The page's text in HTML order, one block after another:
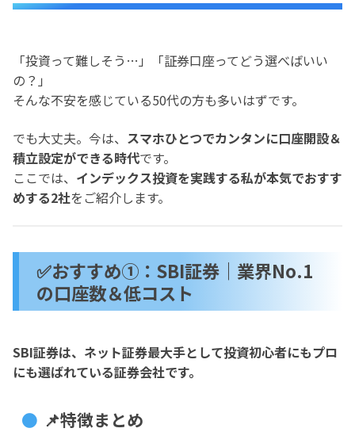
「投資って難しそう…」「証券口座ってどう選べばいい
の？」
そんな不安を感じている50代の方も多いはずです。
でも大丈夫。今は、 スマホひとつでカンタンに口座開設＆
積立設定ができる時代です。
ここでは、 インデックス投資を実践する私が本気でおすす
めする2社をご紹介します。
✅おすすめ①：SBI証券｜業界No.1
の口座数＆低コスト
SBI証券は、ネット証券最大手として投資初心者にもプロ
にも選ばれている証券会社です。
📌特徴まとめ